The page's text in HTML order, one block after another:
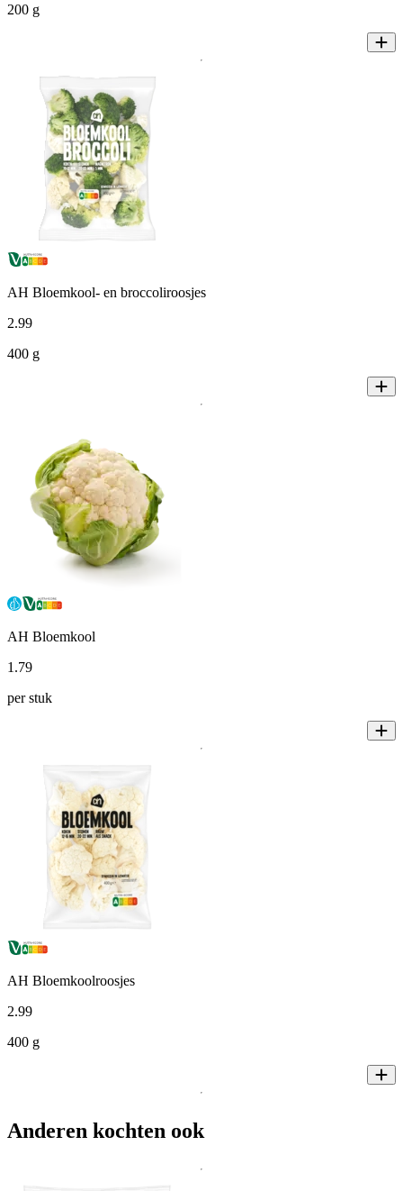
200 g
AH Bloemkool- en broccoliroosjes
2.99
400 g
AH Bloemkool
1 .79
per stuk
AH Bloemkoolroosjes
2.99
400 g
Anderen kochten ook